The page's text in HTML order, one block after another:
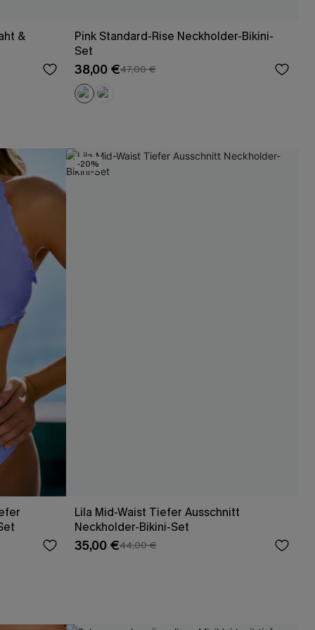
&
Pink Standard-Rise Neckholder-Bikini-
Set
38,00 €47,00 €
-20%
Lila Mid-Waist Tiefer Ausschnitt
Neckholder-Bikini-Set
35,00 €44,00 €